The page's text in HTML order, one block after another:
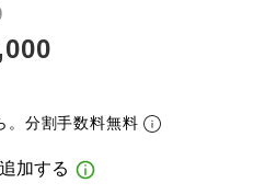
。分割手数料無料